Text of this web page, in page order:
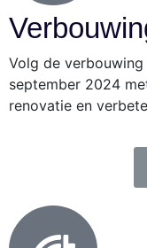
Volg de
september 2024
renovatie en